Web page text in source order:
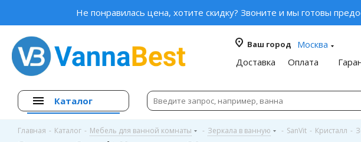
Не понравилась цена, хотите скидку? Звоните и мы готовы
Ваш город
Москва
Доставка
Оплата
Каталог
Главная - Каталог - Мебель для ванной комнаты - Зеркала в ванную - SanVit - Кристалл -